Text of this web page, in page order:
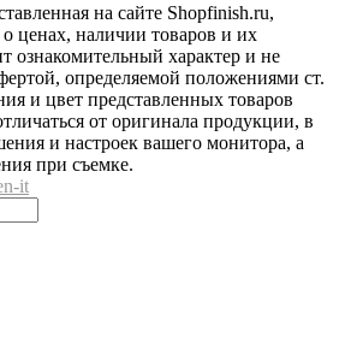
на сайте Shopfinish.ru,
ценах, наличии товаров и их
ознакомительный характер и не
определяемой положениями ст.
и цвет представленных товаров
от оригинала продукции, в
и настроек вашего монитора, а
при съемке.
it